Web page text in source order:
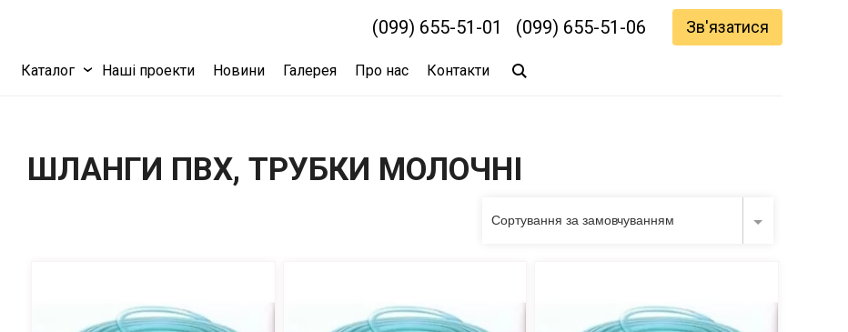
(099) 655-51-01 (099) 655-51-06 Зв'язатися
Каталог Наші проекти Новини Галерея Про нас Контакти
ШЛАНГИ ПВХ, ТРУБКИ МОЛОЧНІ
Сортування за замовчуванням